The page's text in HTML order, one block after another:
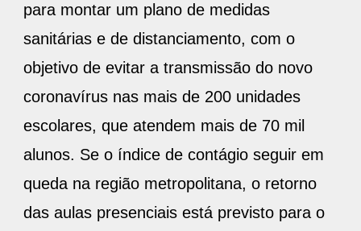
para montar um plano de medidas
sanitárias e de distanciamento, com o
objetivo de evitar a transmissão do novo
coronavírus nas mais de 200 unidades
escolares, que atendem mais de 70 mil
alunos. Se o índice de contágio seguir em
queda na região metropolitana, o retorno
das aulas presenciais está previsto para o